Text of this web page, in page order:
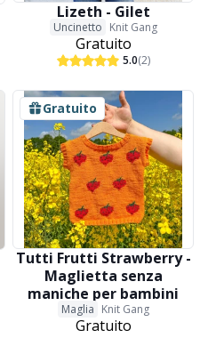
Lizeth - Gilet
Uncinetto Knit Gang
Gratuito
5.0(2)
Gratuito
Tutti Frutti Strawberry -
Maglietta senza
maniche per bambini
Maglia Knit Gang
Gratuito